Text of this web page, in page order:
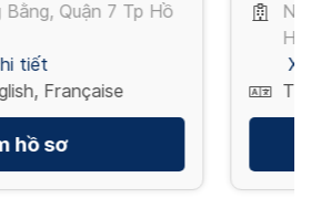
Bằng, Quận 7 Tp Hồ
tiết
Française
hồ sơ